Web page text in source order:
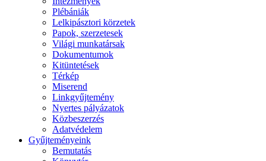
Plébániák
Lelkipásztori körzetek
Papok, szerzetesek
Világi munkatársak
Dokumentumok
Kitüntetések
Térkép
Miserend
Linkgyűjtemény
Nyertes pályázatok
Közbeszerzés
Adatvédelem
Gyűjteményeink
Bemutatás